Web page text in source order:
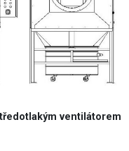
ventilátorem